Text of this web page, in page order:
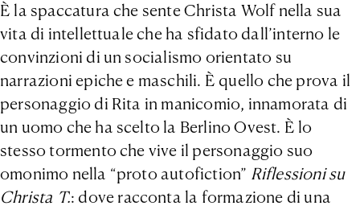
È la spaccatura che sente Christa Wolf nella sua
vita di intellettuale che ha sfidato dall’interno le
convinzioni di un socialismo orientato su
narrazioni epiche e maschili. È quello che prova il
personaggio di Rita in manicomio, innamorata di
un uomo che ha scelto la Berlino Ovest. È lo
stesso tormento che vive il personaggio suo
omonimo nella “proto autofiction” Riflessioni su
Christa T.: dove racconta la formazione di una